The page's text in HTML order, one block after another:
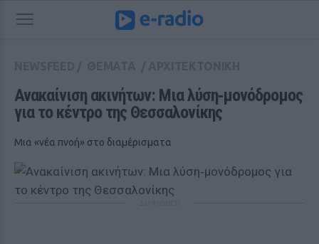
Ανακαίνιση ακινήτων: Μια λύση‑μονόδρομος
για το κέντρο της Θεσσαλονίκης
Μια «νέα πνοή» στο διαμέρισματα